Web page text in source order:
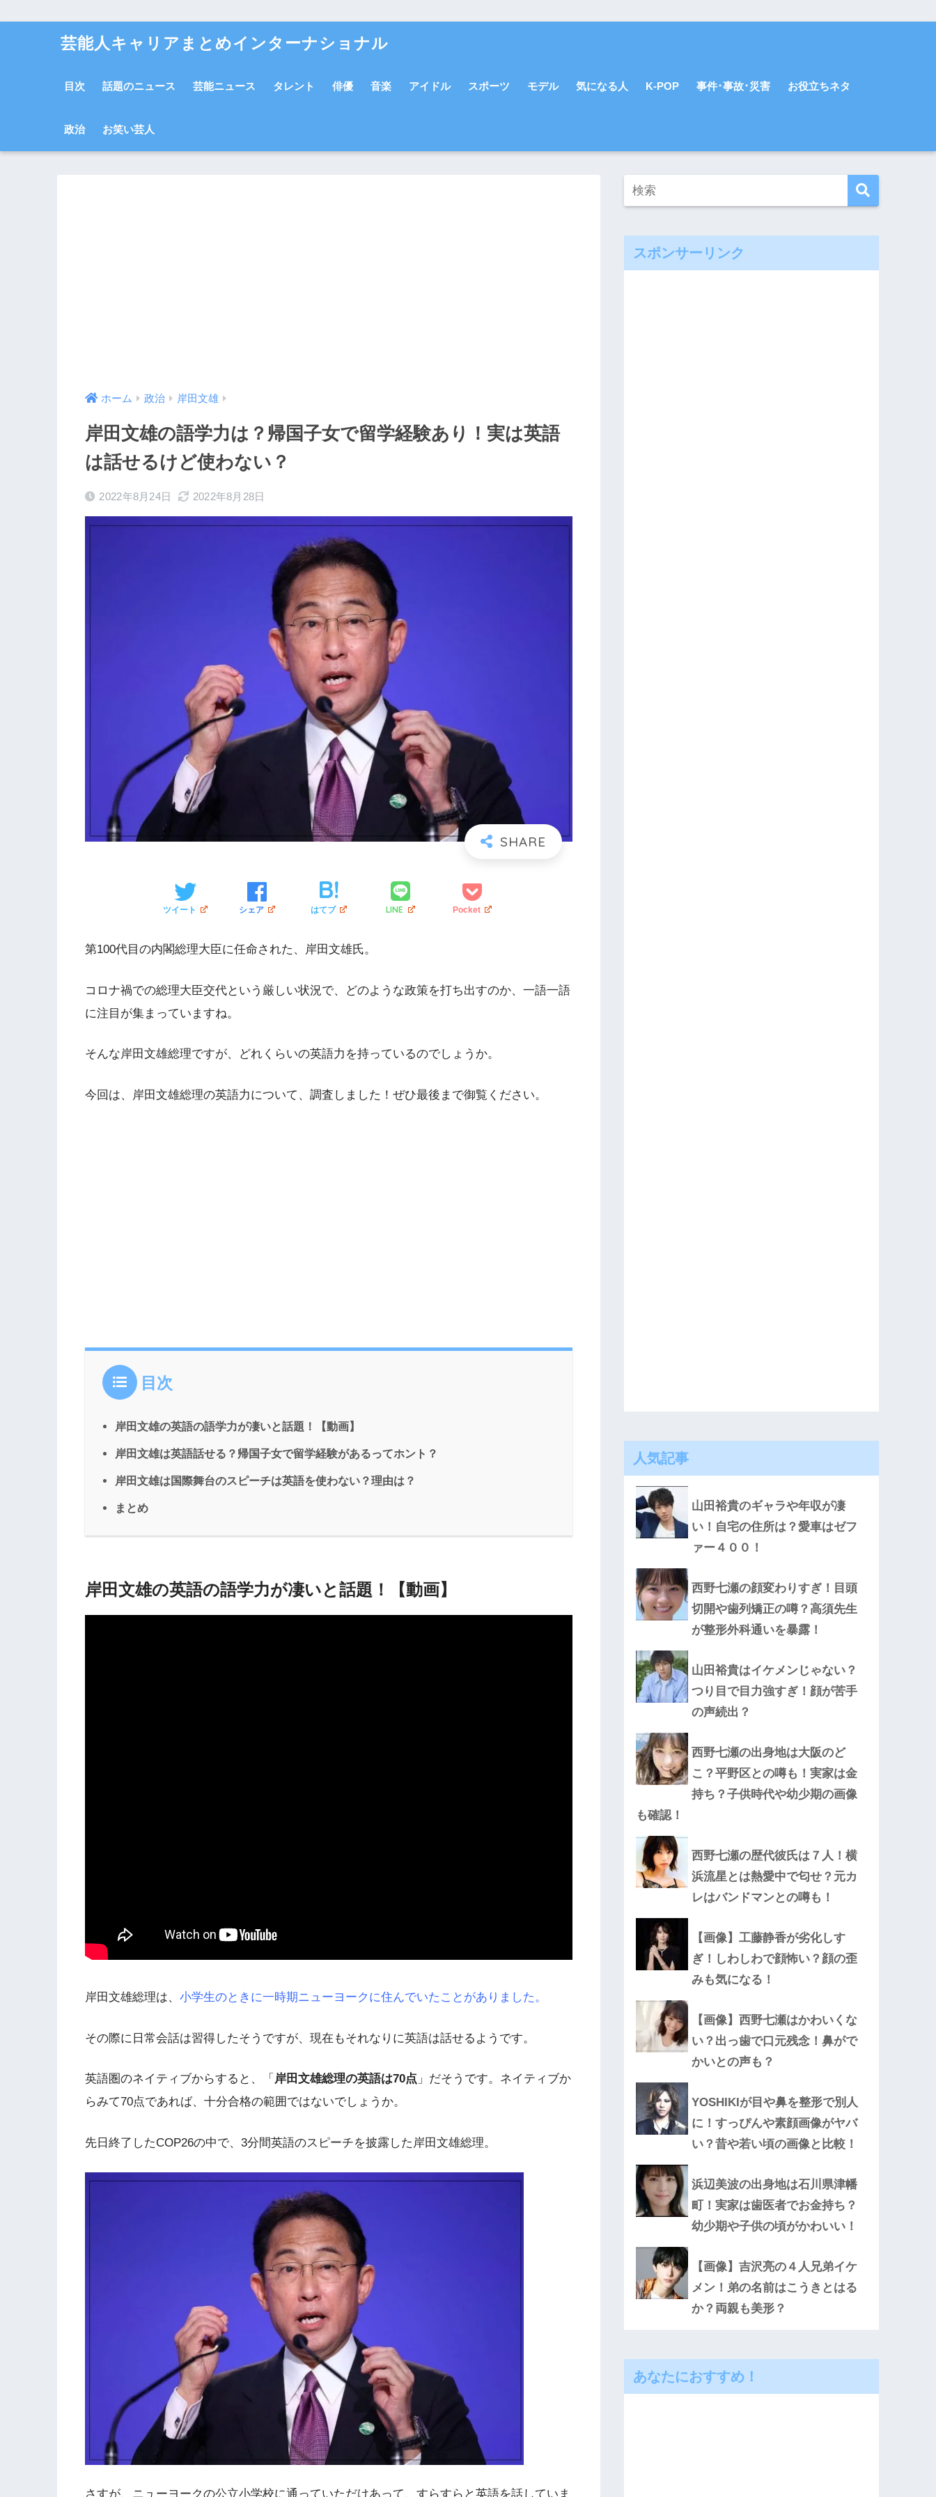
芸能人キャリアまとめインターナショナル
目次 話題のニュース 芸能ニュース タレント 俳優 音楽 アイドル スポーツ モデル 気になる人 K-POP 事件･事故･災害 お役立ちネタ
政治 お笑い芸人
ホーム 政治 岸田文雄
岸田文雄の語学力は？帰国子女で留学経験あり！実は英語
は話せるけど使わない？
2022年8月24日 2022年8月28日
ツイート シェア はてブ LINE Pocket
第100代目の内閣総理大臣に任命された、岸田文雄氏。
コロナ禍での総理大臣交代という厳しい状況で、どのような政策を打ち出すのか、一語一語
に注目が集まっていますね。
そんな岸田文雄総理ですが、どれくらいの英語力を持っているのでしょうか。
今回は、岸田文雄総理の英語力について、調査しました！ぜひ最後まで御覧ください。
目次
岸田文雄の英語の語学力が凄いと話題！【動画】
岸田文雄は英語話せる？帰国子女で留学経験があるってホント？
岸田文雄は国際舞台のスピーチは英語を使わない？理由は？
まとめ
岸田文雄の英語の語学力が凄いと話題！【動画】
岸田文雄総理は、 小学生のときに一時期ニューヨークに住んでいたことがありました。
その際に日常会話は習得したそうですが、現在もそれなりに英語は話せるようです。
英語圏のネイティブからすると、「 岸田文雄総理の英語は70点 」だそうです。ネイティブか
らみて70点であれば、十分合格の範囲ではないでしょうか。
先日終了したCOP26の中で、3分間英語のスピーチを披露した岸田文雄総理。
さすが、ニューヨークの公立小学校に通っていただけあって、すらすらと英語を話していま
スポンサーリンク
人気記事
山田裕貴のギャラや年収が凄
い！自宅の住所は？愛車はゼフ
ァー４００！
西野七瀬の顔変わりすぎ！目頭
切開や歯列矯正の噂？高須先生
が整形外科通いを暴露！
山田裕貴はイケメンじゃない？
つり目で目力強すぎ！顔が苦手
の声続出？
西野七瀬の出身地は大阪のど
こ？平野区との噂も！実家は金
持ち？子供時代や幼少期の画像
も確認！
西野七瀬の歴代彼氏は７人！横
浜流星とは熱愛中で匂せ？元カ
レはバンドマンとの噂も！
【画像】工藤静香が劣化しす
ぎ！しわしわで顔怖い？顔の歪
みも気になる！
【画像】西野七瀬はかわいくな
い？出っ歯で口元残念！鼻がで
かいとの声も？
YOSHIKIが目や鼻を整形で別人
に！すっぴんや素顔画像がヤバ
い？昔や若い頃の画像と比較！
浜辺美波の出身地は石川県津幡
町！実家は歯医者でお金持ち？
幼少期や子供の頃がかわいい！
【画像】吉沢亮の４人兄弟イケ
メン！弟の名前はこうきとはる
か？両親も美形？
あなたにおすすめ！